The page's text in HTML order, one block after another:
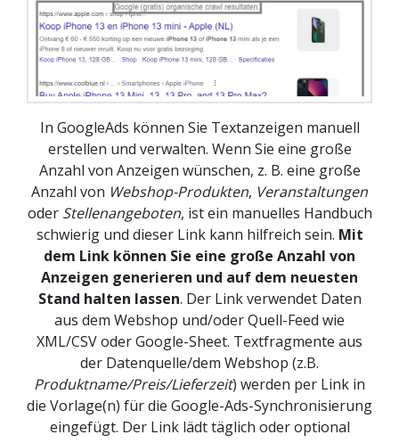
In GoogleAds können Sie Textanzeigen manuell
erstellen und verwalten. Wenn Sie eine große
Anzahl von Anzeigen wünschen, z. B. eine große
Anzahl von Webshop-Produkten, Veranstaltungen
oder Stellenangeboten, ist ein manuelles Handbuch
schwierig und dieser Link kann hilfreich sein. Mit
dem Link können Sie eine große Anzahl von
Anzeigen generieren und auf dem neuesten
Stand halten lassen. Der Link verwendet Daten
aus dem Webshop und/oder Quell-Feed wie
XML/CSV oder Google-Sheet. Textfragmente aus
der Datenquelle/dem Webshop (z.B.
Produktname/Preis/Lieferzeit) werden per Link in
die Vorlage(n) für die Google-Ads-Synchronisierung
eingefügt. Der Link lädt täglich oder optional